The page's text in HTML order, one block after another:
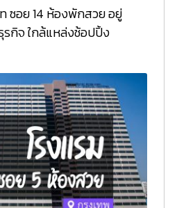
ซอย 14 ห้องพักสวย อยู่
รกิจ ใกล้แหล่งช้อปปิ้ง